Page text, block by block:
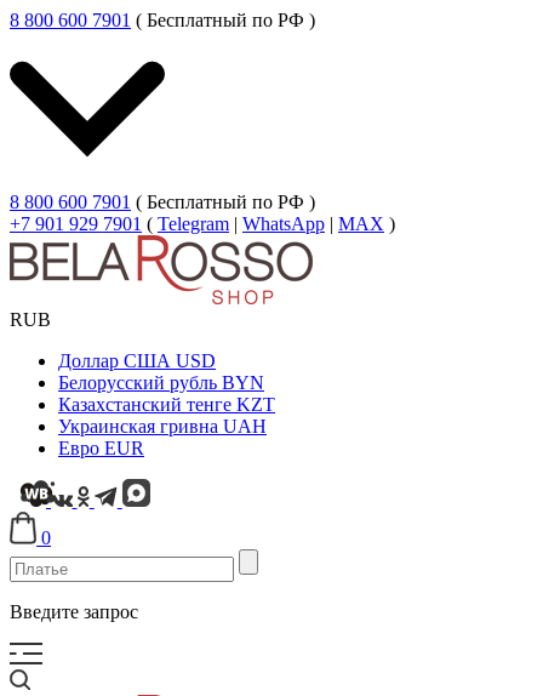
8 800 600 7901 ( Бесплатный по РФ )
8 800 600 7901 ( Бесплатный по РФ )
+7 901 929 7901 ( Telegram | WhatsApp | MAX )
RUB
Доллар США USD
Белорусский рубль BYN
Казахстанский тенге KZT
Украинская гривна UAH
Евро EUR
0
Введите запрос